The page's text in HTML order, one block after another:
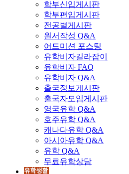
학부신입게시판
학부편입게시판
전공별게시판
원서작성 Q&A
어드미션 포스팅
유학비자길라잡이
유학비자 FAQ
유학비자 Q&A
출국정보게시판
출국자모임게시판
영국유학 Q&A
호주유학 Q&A
캐나다유학 Q&A
아시아유학 Q&A
유학 Q&A
무료유학상담